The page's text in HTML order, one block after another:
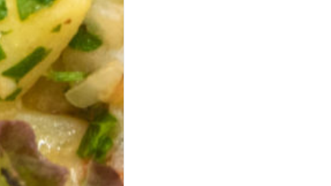
Asiatische Brokkoli Platte